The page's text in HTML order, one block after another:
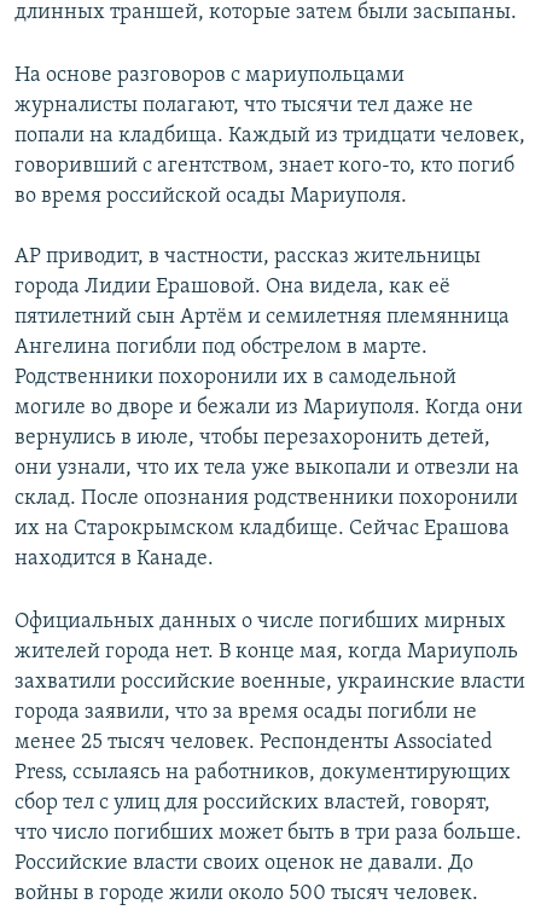
длинных траншей, которые затем были засыпаны.
На основе разговоров с мариупольцами
журналисты полагают, что тысячи тел даже не
попали на кладбища. Каждый из тридцати человек,
говоривший с агентством, знает кого-то, кто погиб
во время российской осады Мариуполя.
AP приводит, в частности, рассказ жительницы
города Лидии Ерашовой. Она видела, как её
пятилетний сын Артём и семилетняя племянница
Ангелина погибли под обстрелом в марте.
Родственники похоронили их в самодельной
могиле во дворе и бежали из Мариуполя. Когда они
вернулись в июле, чтобы перезахоронить детей,
они узнали, что их тела уже выкопали и отвезли на
склад. После опознания родственники похоронили
их на Старокрымском кладбище. Сейчас Ерашова
находится в Канаде.
Официальных данных о числе погибших мирных
жителей города нет. В конце мая, когда Мариуполь
захватили российские военные, украинские власти
города заявили, что за время осады погибли не
менее 25 тысяч человек. Респонденты Associated
Press, ссылаясь на работников, документирующих
сбор тел с улиц для российских властей, говорят,
что число погибших может быть в три раза больше.
Российские власти своих оценок не давали. До
войны в городе жили около 500 тысяч человек.